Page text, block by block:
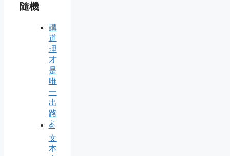
隨機
講
道
理
才
是
唯
一
出
路
✌️
文
本